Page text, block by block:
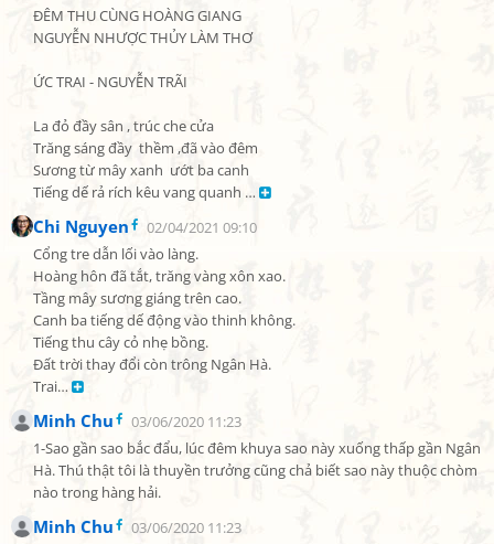
ĐÊM THU CÙNG HOÀNG GIANG
NGUYỄN NHƯỢC THỦY LÀM THƠ
ỨC TRAI - NGUYỄN TRÃI
La đỏ đầy sân , trúc che cửa
Trăng sáng đầy  thềm ,đã vào đêm
Sương từ mây xanh  ướt ba canh
Tiếng dế rả rích kêu vang quanh …
Chi Nguyen
02/04/2021 09:10
Cổng tre dẫn lối vào làng.
Hoàng hôn đã tắt, trăng vàng xôn xao.
Tầng mây sương giáng trên cao.
Canh ba tiếng dế động vào thinh không.
Tiếng thu cây cỏ nhẹ bồng.
Đất trời thay đổi còn trông Ngân Hà.
Trai…
Minh Chu
03/06/2020 11:23
1-Sao gần sao bắc đẩu, lúc đêm khuya sao này xuống thấp gần Ngân
Hà. Thú thật tôi là thuyền trưởng cũng chả biết sao này thuộc chòm
nào trong hàng hải.
Minh Chu
03/06/2020 11:23